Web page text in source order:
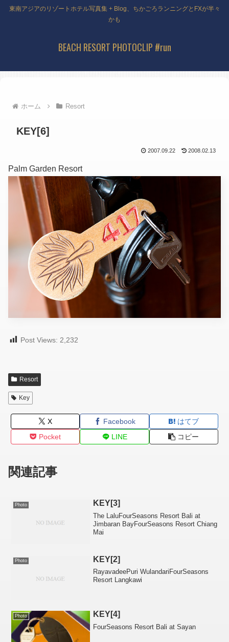
東南アジアのリゾートホテル写真集 + Blog、ちかごろランニングとFXが半々
かも
BEACH RESORT PHOTOCLIP #run
ホーム Resort
KEY[6]
2007.09.22 2008.02.13
Palm Garden Resort
Post Views: 2,232
Resort
Key
X Facebook
はてブ
Pocket
LINE コピー
関連記事
Photo KEY[3]
The LaluFourSeasons Resort Bali at
Jimbaran BayFourSeasons Resort Chiang
Mai
Photo KEY[2]
RayavadeePuri WulandariFourSeasons
Resort Langkawi
Photo KEY[4]
FourSeasons Resort Bali at Sayan